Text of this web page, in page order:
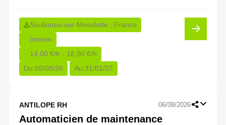
Saulxures-sur-Moselotte , France
Interim
14,00 €/h - 16,00 €/h
Du:06/08/26 Au:31/01/27
ANTILOPE RH 06/08/2026
Automaticien de maintenance